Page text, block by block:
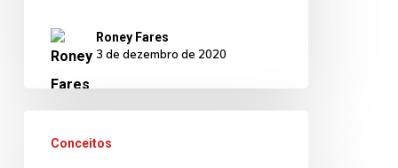
Roney Fares
3 de dezembro de 2020
Conceitos